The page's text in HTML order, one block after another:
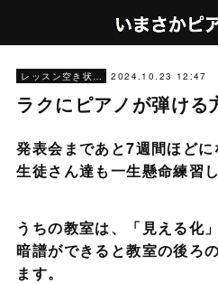
レッスン空き状況 2024.10.23 12:47
ラクにピアノが弾ける
発表会まであと7週間ほどに
生徒さん達も一生懸命練習
うちの教室は、「見える化
暗譜ができると教室の後ろ
ます。